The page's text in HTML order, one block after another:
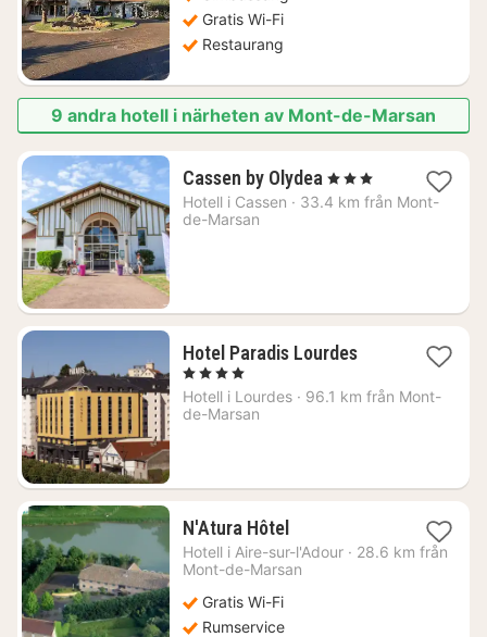
Gratis Wi-Fi
Restaurang
9 andra hotell i närheten av Mont-de-Marsan
Cassen by Olydea 1
natt
, 3 Stjärnor
Hotell i Cassen · 33.4 km från Mont-
de-Marsan
Hotel Paradis Lourdes1
från
, 4 Stjärnor
Hotell i Lourdes · 96.1 km från Mont-
de-Marsan
N'Atura Hôtel1
natt
från
Hotell i Aire-sur-l'Adour · 28.6 km från
Mont-de-Marsan
Gratis Wi-Fi
Rumservice